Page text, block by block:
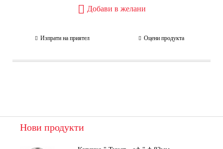
Добави в желани
Изпрати на приятел Оцени продукта
Нови продукти